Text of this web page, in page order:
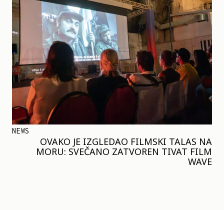
NEWS
OVAKO JE IZGLEDAO FILMSKI TALAS NA
MORU: SVEČANO ZATVOREN TIVAT FILM
WAVE